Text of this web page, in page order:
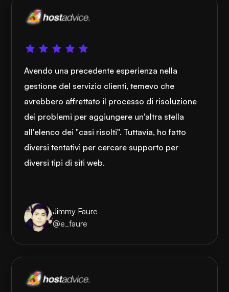
Avendo una precedente esperienza nella
gestione del servizio clienti, temevo che
avrebbero affrettato il processo di risoluzione
dei problemi per aggiungere un'altra stella
all'elenco dei "casi risolti". Tuttavia, ho fatto
diversi tentativi per cercare supporto per
diversi tipi di siti web.
Jimmy Faure
@e_faure